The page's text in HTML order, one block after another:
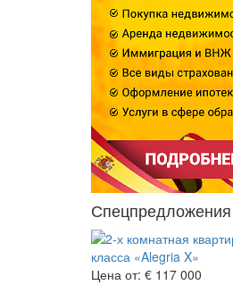
класса «Alegria X»
Цена от: € 117 000